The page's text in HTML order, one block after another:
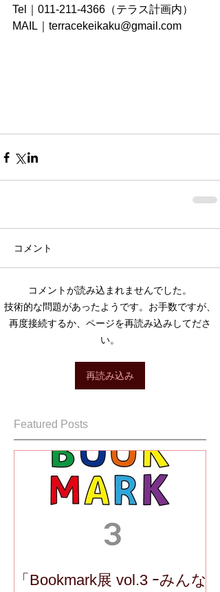
Tel｜011-211-4366（テラス計画内）
MAIL｜terracekeikaku@gmail.com
コメント
コメントが読み込まれませんでした。
技術的な問題があったようです。お手数ですが、
再度接続するか、ページを再読み込みしてださ
い。
再読み込み
Featured Posts
「Bookmark展 vol.3 ｰみんな